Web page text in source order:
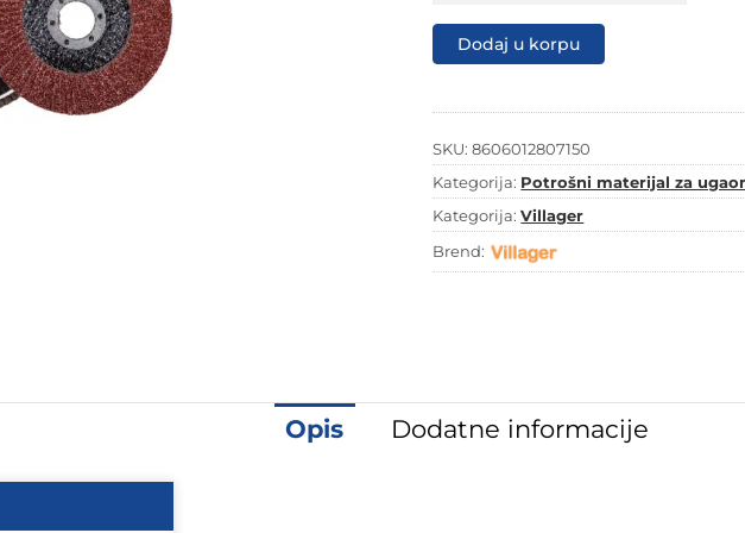
115/60
količina
Dodaj u korpu
SKU:8606012807150
Kategorija: Potrošni materijal za
Kategorija:Villager
Brend:
Opis Dodatne informacije